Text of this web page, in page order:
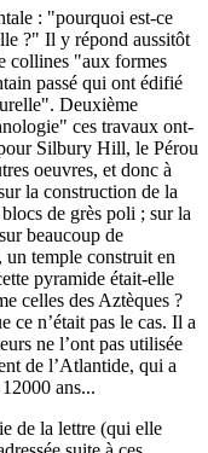
: "pourquoi est-ce
?" Il y répond aussitôt
collines "aux formes
passé qui ont édifié
Deuxième
ces travaux ont-
Silbury Hill, le Pérou
oeuvres, et donc à
la construction de la
de grès poli ; sur la
beaucoup de
temple construit en
pyramide était-elle
celles des Aztèques ?
ce n’était pas le cas. Il a
ne l’ont pas utilisée
de l’Atlantide, qui a
ans...
de la lettre (qui elle